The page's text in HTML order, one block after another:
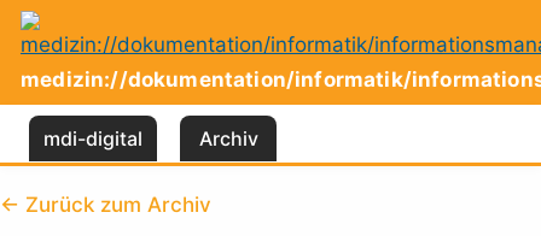
Zum
Inhalt
springen
medizin://dokumentation/informatik/
mdi-digital Archiv
← Zurück zum Archiv